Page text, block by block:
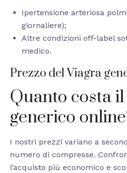
Ipertensione arteriosa
giornaliere);
Altre condizioni off-label
medico.
Prezzo del Viagra
Quanto costa
generico
I nostri prezzi variano a
numero di compresse.
l’acquisto più economico e